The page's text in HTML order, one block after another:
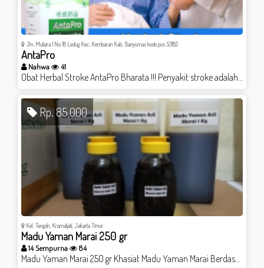
Jln. Mutiara 1 No 18 Ledug Kec. Kembaran Kab. Banyumas kode pos 53182
AntaPro
Nahwa 41
Obat Herbal Stroke AntaPro Bharata !!! Penyakit stroke adalah penyakit yang terjadi ketika pasokan darah menuju otak terganggu atau sama sekali berkurang, sehingga jaringan otak kekurangan oksigen dan nutrisi. Dalam beberapa menit, sel-sel otak mulai mati. Maka obat stroke yang bagus sangat dibutuhkan pada saat gejala stroke mulai menyerang. Penyakit ini merupakan kondisi yang dapat mengancam hidup seseorang dan dapat menimbulkan kerusakan permanen pada otak. Sebelum terlambat, anda harus segera mengambil tindakan penting penyelamatan dengan konsumsi obat stroke terbaik yang pernah ada. JANGAN KUATIR KAMI MENAWARKAN SALAH SATU SOLUSI !!! Gejala stroke dan Penderita stroke SEMBUH !!!♥️♥️♥️ OBAT HERBAL ANTAPRO BHARATA ???????????? AntaPro Bharata merupakan obat herbal yang sudah terbukti untuk mengobati stroke ringan maupun kronis, kaki lumpuh, muka menceng, tangan atau kaki terasa mati rasa (kaku). AntaPro berfungsi sebagai pelancar peredaran darah yang biasanya stroke di akibatkan karena penyumbatan plak plak kolesterol yang menumpuk di peredaran darah. AntaPro merupakan Obat Herbal yang terbuat dari beras merah, biji kopi hijau (green coffee bean), dan buah apel dengan pengolahan menggunakan teknologi moderen sehingga menghasilkan racikan yang sangat baik untuk kesehatan. Kelebihan utama dari AntaPro Bharata, selain dapat memenuhi asupan nutrisi yang tidak dapat dipenuhi oleh makanan utuh, AntaPro Bharata juga dapat membantu dalam pemenuhan kebutuhan nutrisi spesifik yang diperlukan oleh seseorang dengan kondisi kesehatan tertentu. Obat Herbal AntaPro Sudah terdaftar di BPOM dengan Nomor :TR193334101 SALAM SEHAT #ObatStrokeAntaProBharata #Herbalstruk #ObatStruk
Rp. 85,000
Kel. Tengah, Kramatjati, Jakarta Timur
Madu Yaman Marai 250 gr
14 Sempurna 84
Madu Yaman Marai 250 gr Khasiat Madu Yaman Marai Berdasarkan penelitian yang dilakukan oleh Al-Mamary (2002), madu Yaman memiliki kandungan antioksidan yang lebih tinggi dari pada madu yang dihasilkan dari negara lain. Selain kandungan antioksidan yang lebih tinggi, madu Yaman juga memiliki khasiat sebagai antibakteri, pembangkit stamina, mengatasi gangguan pada : hati, lambung, infeksi saluran pernafasan, penyakit akibat akibat kurang gizi, gangguan pencernaan, sembelit, panyakit pada mata, meningkatkan immunitas, luka akibat infeksi, bakar serta luka akibat operasi. Penelitian yang dilakukan oleh grup dari University of Ottawa menunjukkan bahwa madu Yaman mampu membunuh biofilm, bakteri yang terkenal tahan terhadap antinikroba yang paling kuat sekalipun. Khasiat madu sudah banyak terbukti, konsumsilah madu secara rutin untuk kesehatan tubuh Anda. TIDAK ADA EFEK SAMPING, Baik untuk ibu hamil dan balita serta segala usia